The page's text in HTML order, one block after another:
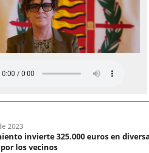
2023
invierte 325.000 euros en
los vecinos